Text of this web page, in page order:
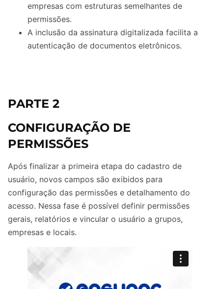
empresas com estruturas semelhantes de
permissões.
A inclusão da assinatura digitalizada facilita a
autenticação de documentos eletrônicos.
PARTE 2
CONFIGURAÇÃO DE
PERMISSÕES
Após finalizar a primeira etapa do cadastro de
usuário, novos campos são exibidos para
configuração das permissões e detalhamento do
acesso. Nessa fase é possível definir permissões
gerais, relatórios e vincular o usuário a grupos,
empresas e locais.